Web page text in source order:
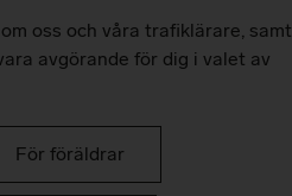
oss och våra trafiklärare, samt
avgörande för dig i valet av
För föräldrar